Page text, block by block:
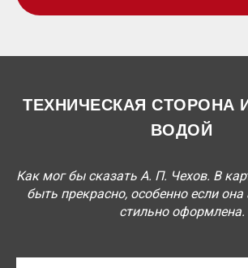
ТЕХНИЧЕСКАЯ СТОРОНА
ВОДОЙ
Как мог бы сказать А. П. Чехов. В
быть прекрасно, особенно если
стильно оформлена.